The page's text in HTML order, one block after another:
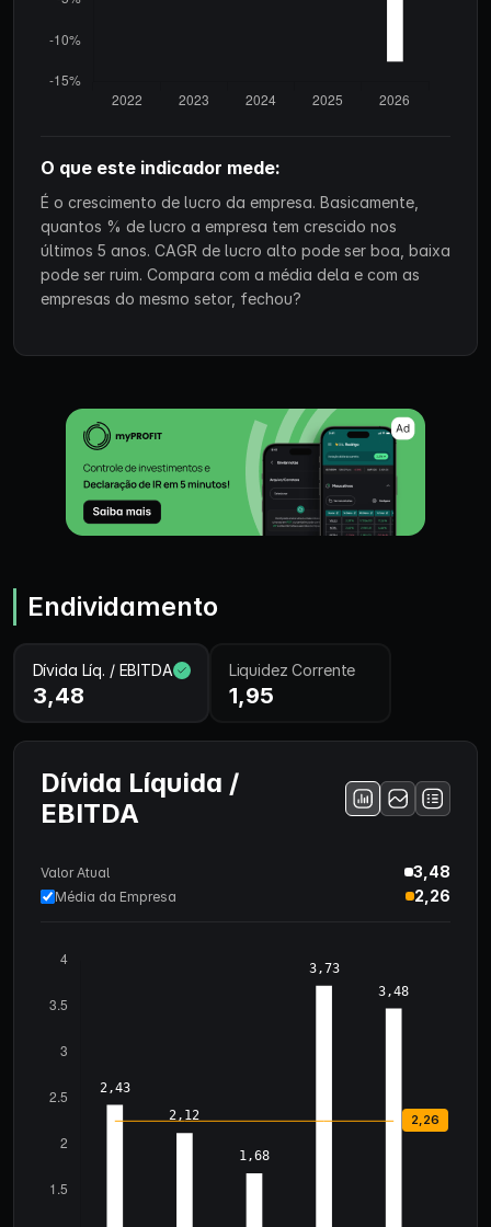
O que este indicador mede:
É o crescimento de lucro da empresa. Basicamente,
quantos % de lucro a empresa tem crescido nos
últimos 5 anos. CAGR de lucro alto pode ser boa, baixa
pode ser ruim. Compara com a média dela e com as
empresas do mesmo setor, fechou?
Endividamento
Dívida Líq. / EBITDA
3,48
Liquidez Corrente
1,95
Dívida Líquida /
EBITDA
Valor Atual 3,48
Média da Empresa 2,26